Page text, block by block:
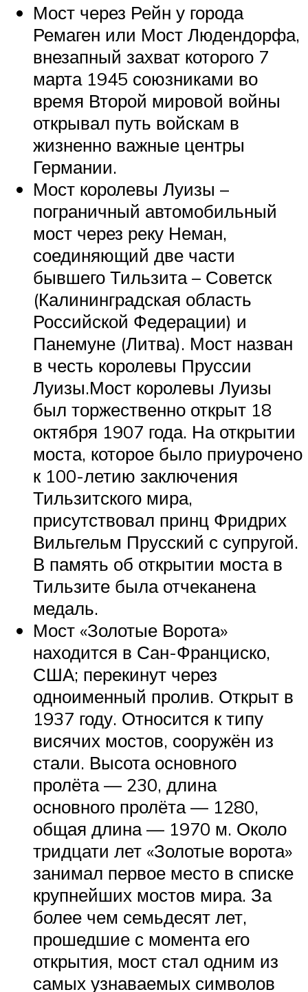
Мост через Рейн у города
Ремаген или Мост Людендорфа,
внезапный захват которого 7
марта 1945 союзниками во
время Второй мировой войны
открывал путь войскам в
жизненно важные центры
Германии.
Мост королевы Луизы –
пограничный автомобильный
мост через реку Неман,
соединяющий две части
бывшего Тильзита – Советск
(Калининградская область
Российской Федерации) и
Панемуне (Литва). Мост назван
в честь королевы Пруссии
Луизы.Мост королевы Луизы
был торжественно открыт 18
октября 1907 года. На открытии
моста, которое было приурочено
к 100-летию заключения
Тильзитского мира,
присутствовал принц Фридрих
Вильгельм Прусский с супругой.
В память об открытии моста в
Тильзите была отчеканена
медаль.
Мост «Золотые Ворота»
находится в Сан-Франциско,
США; перекинут через
одноименный пролив. Открыт в
1937 году. Относится к типу
висячих мостов, сооружён из
стали. Высота основного
пролёта — 230, длина
основного пролёта — 1280,
общая длина — 1970 м. Около
тридцати лет «Золотые ворота»
занимал первое место в списке
крупнейших мостов мира. За
более чем семьдесят лет,
прошедшие с момента его
открытия, мост стал одним из
самых узнаваемых символов